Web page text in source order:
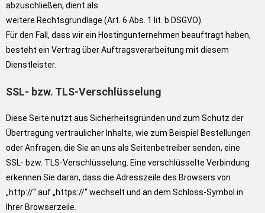
abzuschließen, dient als
weitere Rechtsgrundlage (Art. 6 Abs. 1 lit. b DSGVO).
Für den Fall, dass wir ein Hostingunternehmen beauftragt haben,
besteht ein Vertrag über Auftragsverarbeitung mit diesem
Dienstleister.
SSL- bzw. TLS-Verschlüsselung
Diese Seite nutzt aus Sicherheitsgründen und zum Schutz der
Übertragung vertraulicher Inhalte, wie zum Beispiel Bestellungen
oder Anfragen, die Sie an uns als Seitenbetreiber senden, eine
SSL- bzw. TLS-Verschlüsselung. Eine verschlüsselte Verbindung
erkennen Sie daran, dass die Adresszeile des Browsers von
„http://“ auf „https://“ wechselt und an dem Schloss-Symbol in
Ihrer Browserzeile.